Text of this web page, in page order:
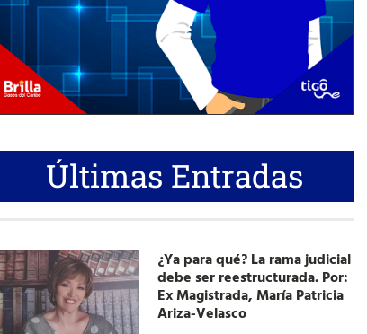
Últimas Entradas
¿Ya para qué? La rama judicial
debe ser reestructurada. Por:
Ex Magistrada, María Patricia
Ariza-Velasco